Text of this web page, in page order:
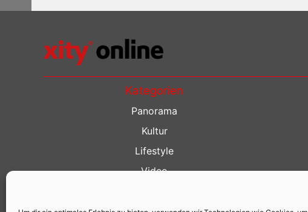
Kategorien
Panorama
Kultur
Lifestyle
Video